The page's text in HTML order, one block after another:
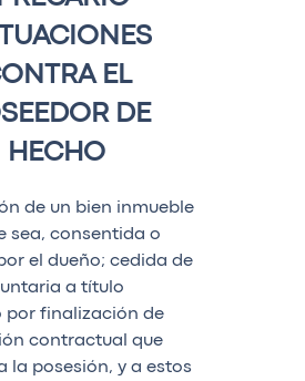
EL
DE
HECHO
de un bien inmueble
sea, consentida o
el dueño; cedida de
a título
por finalización de
contractual que
la posesión, y a estos